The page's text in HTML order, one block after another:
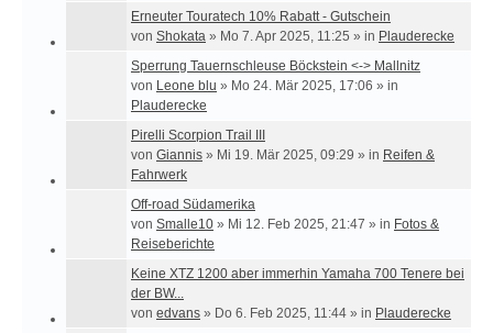
Erneuter Touratech 10% Rabatt - Gutschein
von Shokata » Mo 7. Apr 2025, 11:25 » in Plauderecke
Sperrung Tauernschleuse Böckstein <-> Mallnitz
von Leone blu » Mo 24. Mär 2025, 17:06 » in
Plauderecke
Pirelli Scorpion Trail III
von Giannis » Mi 19. Mär 2025, 09:29 » in Reifen &
Fahrwerk
Off-road Südamerika
von Smalle10 » Mi 12. Feb 2025, 21:47 » in Fotos &
Reiseberichte
Keine XTZ 1200 aber immerhin Yamaha 700 Tenere bei
der BW...
von edvans » Do 6. Feb 2025, 11:44 » in Plauderecke